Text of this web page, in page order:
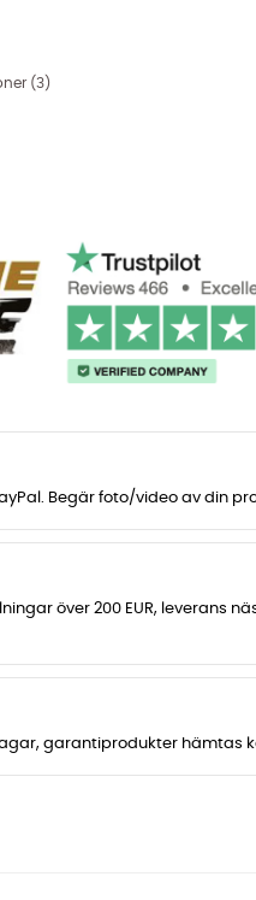
(3)
Begär foto/video av din
över 200 EUR, leverans
garantiprodukter hämtas